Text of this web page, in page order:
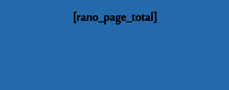
[rano_page_total]